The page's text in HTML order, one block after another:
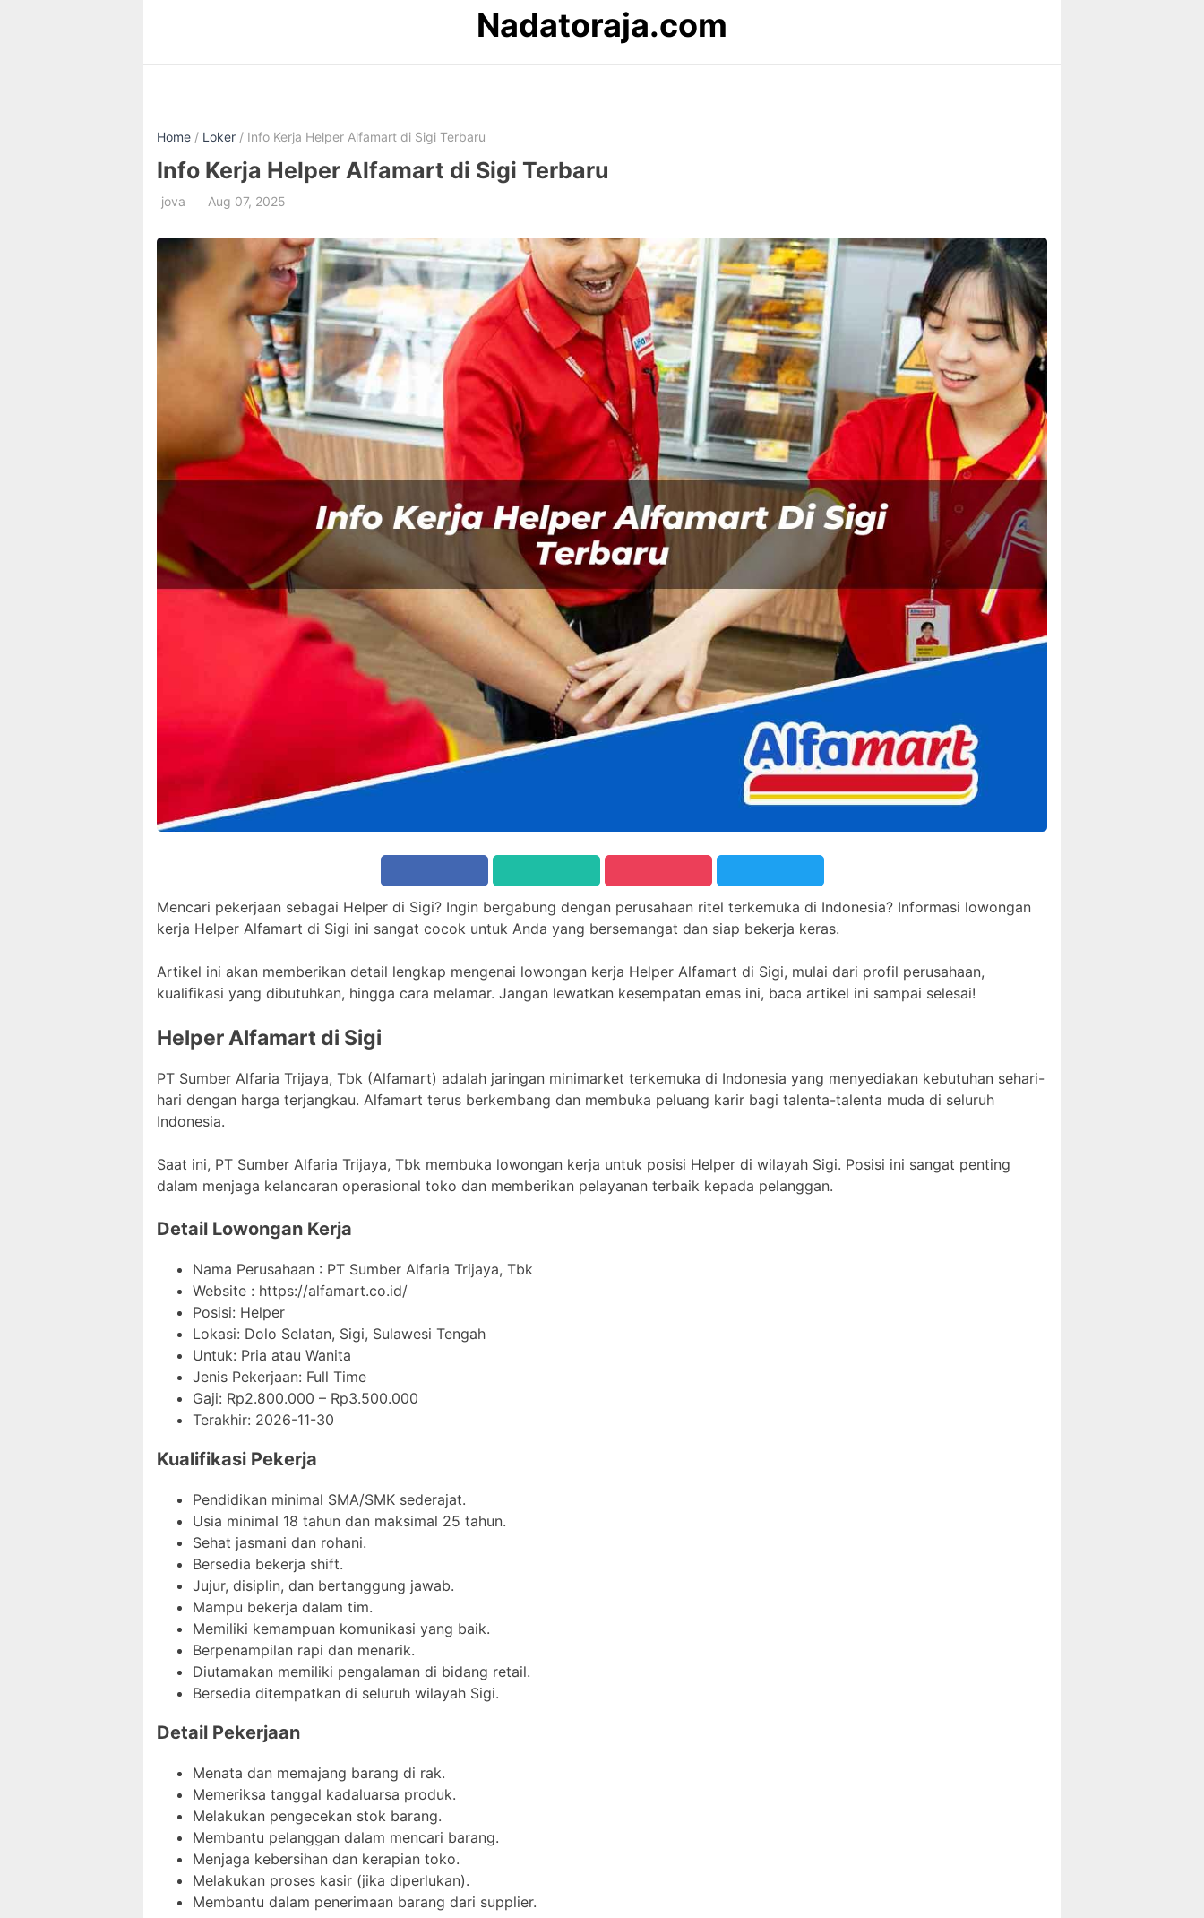
Nadatoraja.com
Home / Loker / Info Kerja Helper Alfamart di Sigi Terbaru
Info Kerja Helper Alfamart di Sigi Terbaru
jova Aug 07, 2025
Mencari pekerjaan sebagai Helper di Sigi? Ingin bergabung dengan perusahaan ritel terkemuka di Indonesia? Informasi lowongan
kerja Helper Alfamart di Sigi ini sangat cocok untuk Anda yang bersemangat dan siap bekerja keras.
Artikel ini akan memberikan detail lengkap mengenai lowongan kerja Helper Alfamart di Sigi, mulai dari profil perusahaan,
kualifikasi yang dibutuhkan, hingga cara melamar. Jangan lewatkan kesempatan emas ini, baca artikel ini sampai selesai!
Helper Alfamart di Sigi
PT Sumber Alfaria Trijaya, Tbk (Alfamart) adalah jaringan minimarket terkemuka di Indonesia yang menyediakan kebutuhan sehari-
hari dengan harga terjangkau. Alfamart terus berkembang dan membuka peluang karir bagi talenta-talenta muda di seluruh
Indonesia.
Saat ini, PT Sumber Alfaria Trijaya, Tbk membuka lowongan kerja untuk posisi Helper di wilayah Sigi. Posisi ini sangat penting
dalam menjaga kelancaran operasional toko dan memberikan pelayanan terbaik kepada pelanggan.
Detail Lowongan Kerja
Nama Perusahaan : PT Sumber Alfaria Trijaya, Tbk
Website : https://alfamart.co.id/
Posisi: Helper
Lokasi: Dolo Selatan, Sigi, Sulawesi Tengah
Untuk: Pria atau Wanita
Jenis Pekerjaan: Full Time
Gaji: Rp2.800.000 – Rp3.500.000
Terakhir: 2026-11-30
Kualifikasi Pekerja
Pendidikan minimal SMA/SMK sederajat.
Usia minimal 18 tahun dan maksimal 25 tahun.
Sehat jasmani dan rohani.
Bersedia bekerja shift.
Jujur, disiplin, dan bertanggung jawab.
Mampu bekerja dalam tim.
Memiliki kemampuan komunikasi yang baik.
Berpenampilan rapi dan menarik.
Diutamakan memiliki pengalaman di bidang retail.
Bersedia ditempatkan di seluruh wilayah Sigi.
Detail Pekerjaan
Menata dan memajang barang di rak.
Memeriksa tanggal kadaluarsa produk.
Melakukan pengecekan stok barang.
Membantu pelanggan dalam mencari barang.
Menjaga kebersihan dan kerapian toko.
Melakukan proses kasir (jika diperlukan).
Membantu dalam penerimaan barang dari supplier.